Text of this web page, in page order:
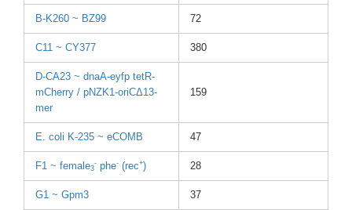
B-K260 ~ BZ99 72
C11 ~ CY377 380
D-CA23 ~ dnaA-eyfp tetR-
mCherry / pNZK1-oriCΔ13-
mer
159
E. coli K-235 ~ eCOMB 47
F1 ~ female3
- phe- (rec+) 28
G1 ~ Gpm3 37